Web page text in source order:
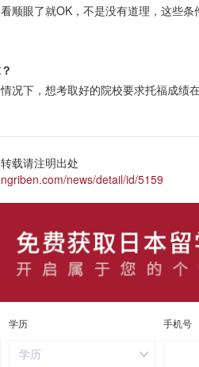
顺眼了就OK，不是没有道理，这些条
况下，想考取好的院校要求托福成绩
载请注明出处
news/detail/id/5159
学历
学历
手机号